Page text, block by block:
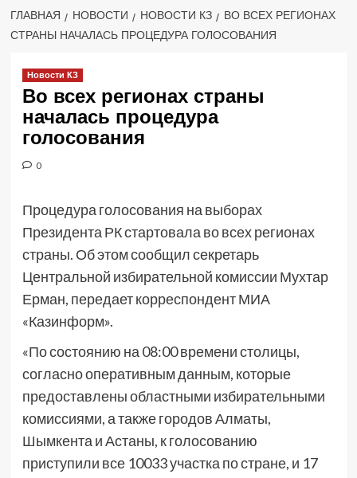
ГЛАВНАЯ НОВОСТИ НОВОСТИ КЗ
ВО ВСЕХ РЕГИОНАХ
СТРАНЫ НАЧАЛАСЬ ПРОЦЕДУРА ГОЛОСОВАНИЯ
Новости КЗ
Во всех регионах страны
началась процедура
голосования
0
Процедура голосования на выборах
Президента РК стартовала во всех регионах
страны. Об этом сообщил секретарь
Центральной избирательной комиссии Мухтар
Ерман, передает корреспондент МИА
«Казинформ».
«По состоянию на 08:00 времени столицы,
согласно оперативным данным, которые
предоставлены областными избирательными
комиссиями, а также городов Алматы,
Шымкента и Астаны, к голосованию
приступили все 10033 участка по стране, и 17